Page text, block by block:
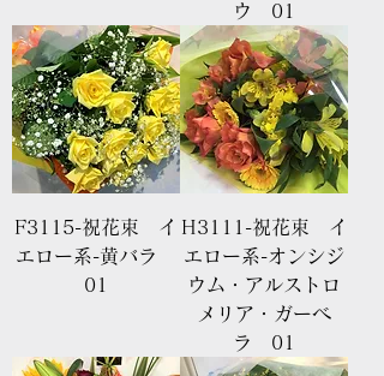
ウ 01
F3115-祝花束 イ
エロー系-黄バラ
01
H3111-祝花束 イ
エロー系-オンシジ
ウム・アルストロ
メリア・ガーベ
ラ 01